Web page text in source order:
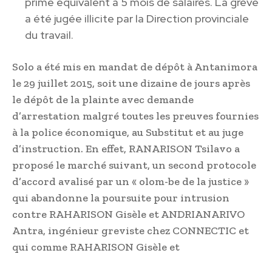
a été jugée illicite par la Direction provinciale
du travail.
Solo a été mis en mandat de dépôt à Antanimora
le 29 juillet 2015, soit une dizaine de jours après
le dépôt de la plainte avec demande
d’arrestation malgré toutes les preuves fournies
à la police économique, au Substitut et au juge
d’instruction. En effet, RANARISON Tsilavo a
proposé le marché suivant, un second protocole
d’accord avalisé par un « olom-be de la justice »
qui abandonne la poursuite pour intrusion
contre RAHARISON Gisèle et ANDRIANARIVO
Antra, ingénieur greviste chez CONNECTIC et
qui comme RAHARISON Gisèle et